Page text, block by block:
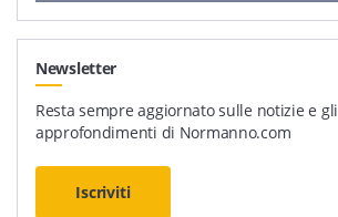
Newsletter
Resta sempre aggiornato sulle notizie e gli
approfondimenti di Normanno.com
Iscriviti